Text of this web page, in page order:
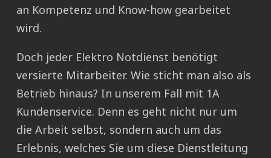
an Kompetenz und Know-how gearbeitet
wird.
Doch jeder Elektro Notdienst benötigt
versierte Mitarbeiter. Wie sticht man also als
Betrieb hinaus? In unserem Fall mit 1A
Kundenservice. Denn es geht nicht nur um
die Arbeit selbst, sondern auch um das
Erlebnis, welches Sie um diese Dienstleitung